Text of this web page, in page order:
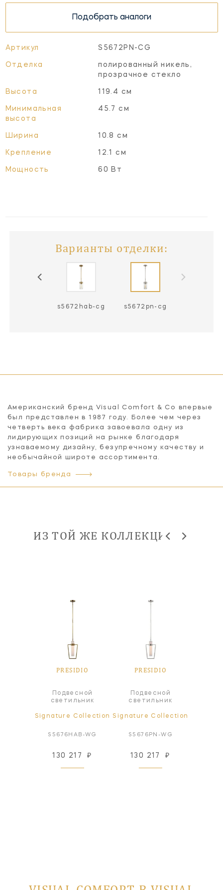
Подобрать аналоги
Артикул S5672PN-CG
Отделка
полированный никель,
прозрачное стекло
Высота 119.4 см
Минимальная
высота
45.7 см
Ширина 10.8 см
Крепление 12.1 см
Мощность 60 Вт
Варианты отделки:
s5672hab-cg s5672pn-cg
Американский бренд Visual Comfort & Co впервые
был представлен в 1987 году. Более чем через
четверть века фабрика завоевала одну из
лидирующих позиций на рынке благодаря
узнаваемому дизайну, безупречному качеству и
необычайной широте ассортимента.
Товары бренда
ИЗ ТОЙ ЖЕ КОЛЛЕКЦИИ
PRESIDIO
Подвесной
светильник
Signature Collection
S5676HAB-WG
130 217 ₽
PRESIDIO
Подвесной
светильник
Signature Collection
S5676PN-WG
130 217 ₽